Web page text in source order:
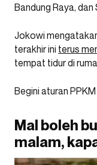
Bandung Raya,
Jokowi
terakhir ini terus
tempat tidur di
Begini aturan
Mal boleh
malam,